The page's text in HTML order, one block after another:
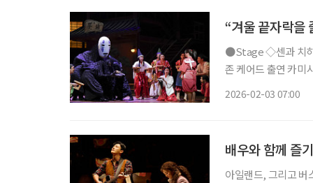
“겨울 끝자락을
●Stage ◇센과 치히로의 행방불명 일정 3월 22일까지 장소 예술의전당 오페라극장 연출
존 케어드 출연 카미
2026-02-03 07:00
배우와 함께 즐
아일랜드, 그리고 버